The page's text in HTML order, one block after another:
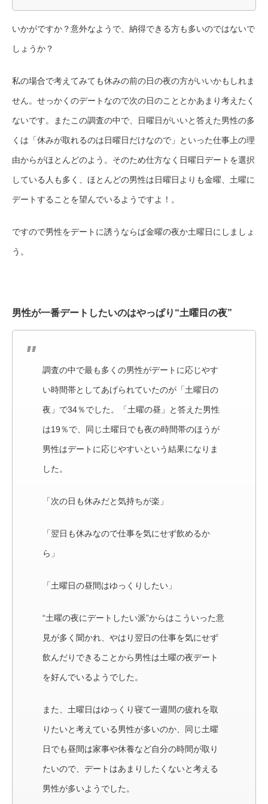
いかがですか？意外なようで、納得できる方も多いのではないで
しょうか？
私の場合で考えてみても休みの前の日の夜の方がいいかもしれま
せん。せっかくのデートなので次の日のこととかあまり考えたく
ないです。またこの調査の中で、日曜日がいいと答えた男性の多
くは「休みが取れるのは日曜日だけなので」といった仕事上の理
由からがほとんどのよう。そのため仕方なく日曜日デートを選択
している人も多く、ほとんどの男性は日曜日よりも金曜、土曜に
デートすることを望んでいるようですよ！。
ですので男性をデートに誘うならば金曜の夜か土曜日にしましょ
う。
男性が一番デートしたいのはやっぱり“土曜日の夜”
調査の中で最も多くの男性がデートに応じやす
い時間帯としてあげられていたのが「土曜日の
夜」で34％でした。「土曜の昼」と答えた男性
は19％で、同じ土曜日でも夜の時間帯のほうが
男性はデートに応じやすいという結果になりま
した。
「次の日も休みだと気持ちが楽」
「翌日も休みなので仕事を気にせず飲めるか
ら」
「土曜日の昼間はゆっくりしたい」
“土曜の夜にデートしたい派”からはこういった意
見が多く聞かれ、やはり翌日の仕事を気にせず
飲んだりできることから男性は土曜の夜デート
を好んでいるようでした。
また、土曜日はゆっくり寝て一週間の疲れを取
りたいと考えている男性が多いのか、同じ土曜
日でも昼間は家事や休養など自分の時間が取り
たいので、デートはあまりしたくないと考える
男性が多いようでした。